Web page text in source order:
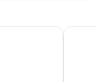
Moxy